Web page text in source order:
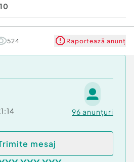
10
524 Raportează anunț
96 anunțuri
mesaj